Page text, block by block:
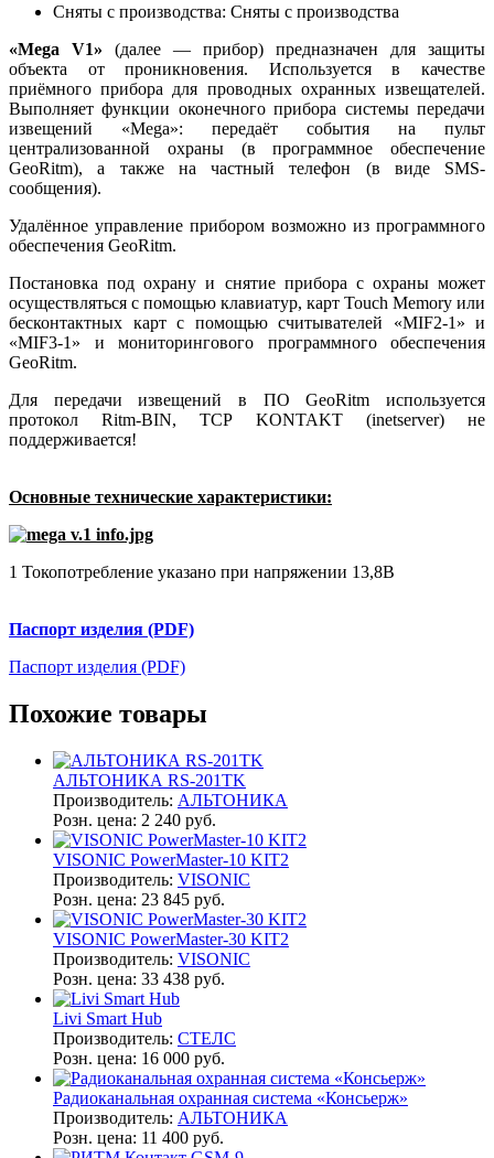
Сняты с производства: Сняты с производства
«Mega V1» (далее — прибор) предназначен для защиты
объекта от проникновения. Используется в качестве
приёмного прибора для проводных охранных извещателей.
Выполняет функции оконечного прибора системы передачи
извещений «Mega»: передаёт события на пульт
централизованной охраны (в программное обеспечение
GeoRitm), а также на частный телефон (в виде SMS-
сообщения).
Удалённое управление прибором возможно из программного
обеспечения GeoRitm.
Постановка под охрану и снятие прибора с охраны может
осуществляться с помощью клавиатур, карт Touch Memory или
бесконтактных карт с помощью считывателей «MIF2-1» и
«MIF3-1» и мониторингового программного обеспечения
GeoRitm.
Для передачи извещений в ПО GeoRitm используется
протокол Ritm-BIN, TCP KONTAKT (inetserver) не
поддерживается!
Основные технические характеристики:
1 Токопотребление указано при напряжении 13,8В
Паспорт изделия (PDF)
Паспорт изделия (PDF)
Похожие товары
АЛЬТОНИКА RS-201TK
Производитель: АЛЬТОНИКА
Розн. цена: 2 240 руб.
VISONIC PowerMaster-10 KIT2
Производитель: VISONIC
Розн. цена: 23 845 руб.
VISONIC PowerMaster-30 KIT2
Производитель: VISONIC
Розн. цена: 33 438 руб.
Livi Smart Hub
Производитель: СТЕЛС
Розн. цена: 16 000 руб.
Радиоканальная охранная система «Консьерж»
Производитель: АЛЬТОНИКА
Розн. цена: 11 400 руб.